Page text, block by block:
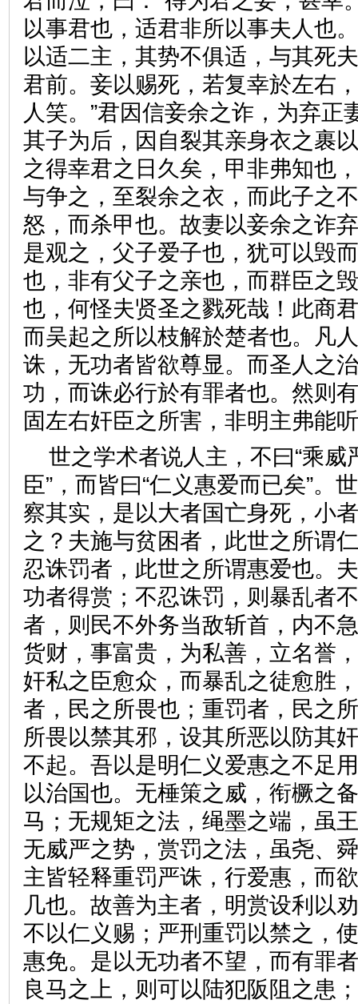
以事君也，适君非所以事夫人也
以适二主，其势不俱适，与其死
君前。妾以赐死，若复幸於左右
人笑。”君因信妾余之诈，为弃正
其子为后，因自裂其亲身衣之裹
之得幸君之日久矣，甲非弗知也
与争之，至裂余之衣，而此子之
怒，而杀甲也。故妻以妾余之诈
是观之，父子爱子也，犹可以毁
也，非有父子之亲也，而群臣之
也，何怪夫贤圣之戮死哉！此商
而吴起之所以枝解於楚者也。凡
诛，无功者皆欲尊显。而圣人之
功，而诛必行於有罪者也。然则
固左右奸臣之所害，非明主
世之学术者说人主，不曰“乘威
臣”，而皆曰“仁义惠爱而已矣”。
察其实，是以大者国亡身死，小
之？夫施与贫困者，此世之所谓
忍诛罚者，此世之所谓惠爱也。
功者得赏；不忍诛罚，则暴乱者
者，则民不外务当敌斩首，内不
货财，事富贵，为私善，立名誉
奸私之臣愈众，而暴乱之徒愈胜
者，民之所畏也；重罚者，民之
所畏以禁其邪，设其所恶以防其
不起。吾以是明仁义爱惠之不足
以治国也。无棰策之威，衔橛之
马；无规矩之法，绳墨之端，虽
无威严之势，赏罚之法，虽尧、
主皆轻释重罚严诛，行爱惠，而
几也。故善为主者，明赏设利以
不以仁义赐；严刑重罚以禁之，
惠免。是以无功者不望，而有罪
良马之上，则可以陆犯阪阻之患